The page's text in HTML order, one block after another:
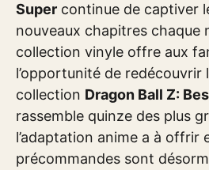
Super continue de captiver
nouveaux chapitres chaque
collection vinyle offre aux
l’opportunité de redécouvrir
collection Dragon Ball Z:
rassemble quinze des plus
l’adaptation anime a à offrir
précommandes sont